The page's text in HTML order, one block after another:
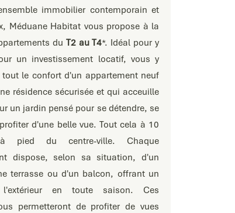
immobilier contemporain et
Méduane Habitat vous propose à la
du T2 au T4*. Idéal pour y
un investissement locatif, vous y
tout le confort d'un appartement neuf
résidence sécurisée et qui acceuille
un jardin pensé pour se détendre, se
d'une belle vue. Tout cela à 10
pied du centre-ville. Chaque
dispose, selon sa situation, d'un
terrasse ou d'un balcon, offrant un
en toute saison. Ces
permetteront de profiter de vues